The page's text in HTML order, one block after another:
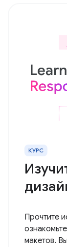
КУРС
Прочтите
макетов.